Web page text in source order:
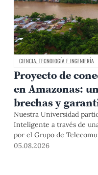
CIENCIA, TECNOLOGÍA E INGENIERÍA
Proyecto de
en Amazonas:
brechas y
Nuestra Universidad
Inteligente a través de
por el Grupo de
desde el 2018. En esta
05.08.2026